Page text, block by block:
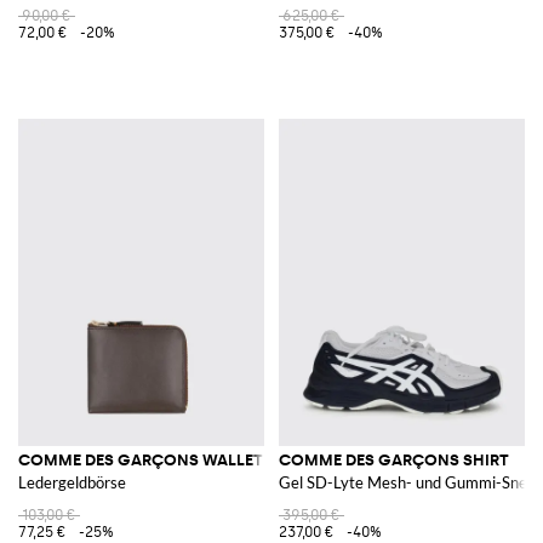
90,00 €
72,00 €
-20%
625,00 €
375,00 €
-40%
COMME DES GARÇONS WALLET
Ledergeldbörse
103,00 €
77,25 €
-25%
COMME DES GARÇONS SHIRT
Gel SD-Lyte Mesh- und Gummi-
395,00 €
237,00 €
-40%